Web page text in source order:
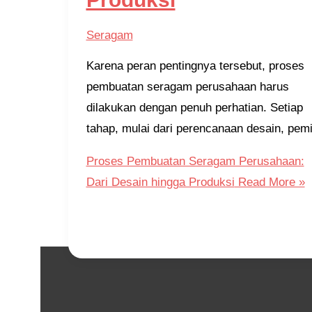
Seragam
Karena peran pentingnya tersebut, proses
pembuatan seragam perusahaan harus
dilakukan dengan penuh perhatian. Setiap
tahap, mulai dari perencanaan desain,
Proses Pembuatan Seragam Perusahaan:
Dari Desain hingga Produksi Read More »